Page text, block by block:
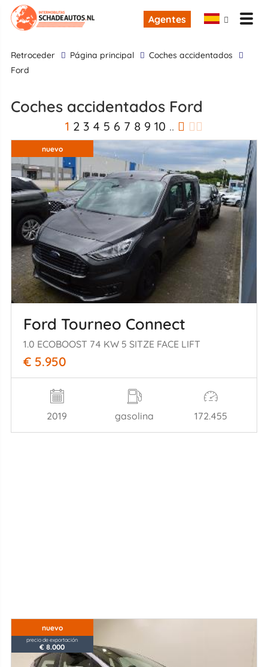
Agentes
retroceder Página principal
Coches accidentados
Ford
Coches accidentados Ford
1 2 3 4 5 6 7 8 9 10 ..
nuevo
Ford Tourneo Connect
1.0 ECOBOOST 74 KW 5 SITZE FACE LIFT
€ 5.950
2019 gasolina 172.455
nuevo
precio de exportación
€ 8.000